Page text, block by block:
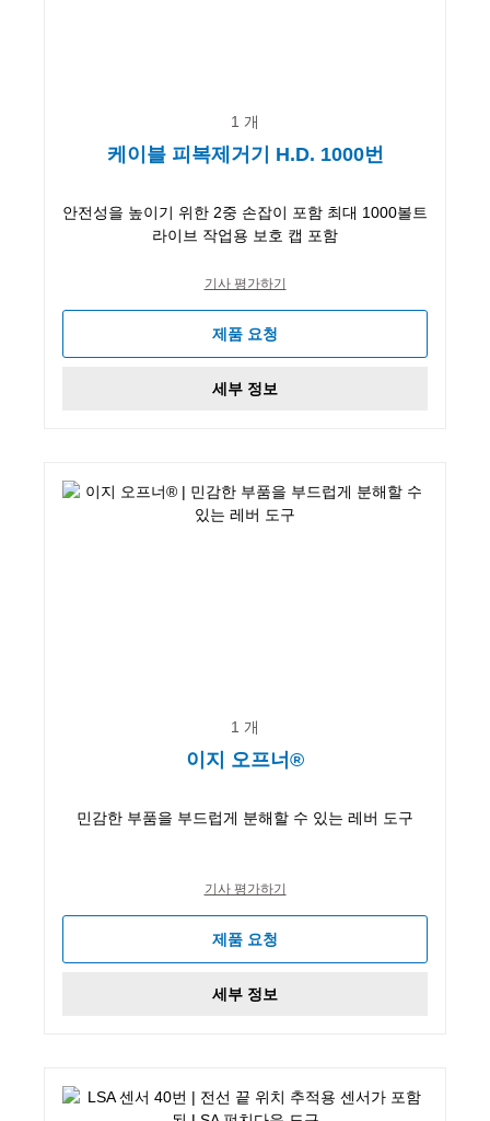
1 개
케이블 피복제거기 H.D. 1000번
안전성을 높이기 위한 2중 손잡이 포함 최대 1000볼트
라이브 작업용 보호 캡 포함
기사 평가하기
제품 요청
세부 정보
1 개
이지 오프너®
민감한 부품을 부드럽게 분해할 수 있는 레버 도구
기사 평가하기
제품 요청
세부 정보